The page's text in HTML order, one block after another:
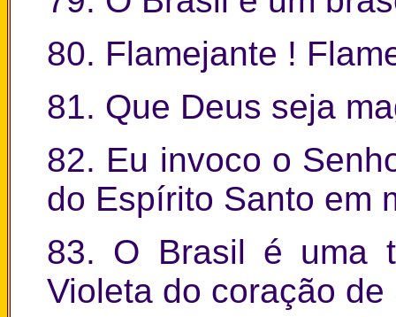
80. Flamejante !
81. Que Deus seja
82. Eu invoco o
do Espírito Santo em
83. O Brasil é uma
Violeta do coração